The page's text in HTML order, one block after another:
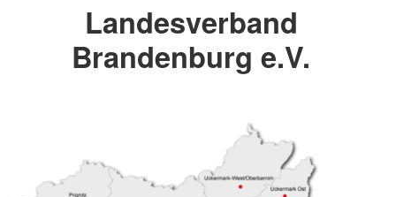
Landesverband
Brandenburg e.V.